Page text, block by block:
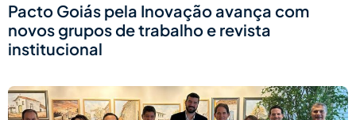
Pacto Goiás pela Inovação avança com
novos grupos de trabalho e revista
institucional